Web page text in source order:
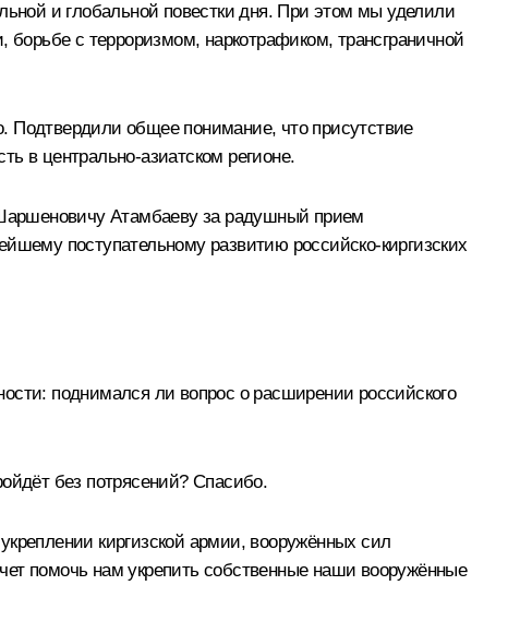
и глобальной повестки дня. При этом мы уделили
с терроризмом, наркотрафиком, трансграничной
Подтвердили общее понимание, что присутствие
в центрально-азиатском регионе.
Атамбаеву за радушный прием
поступательному развитию российско-киргизских
поднимался ли вопрос о расширении российского
без потрясений? Спасибо.
киргизской армии, вооружённых сил
помочь нам укрепить собственные наши вооружённые